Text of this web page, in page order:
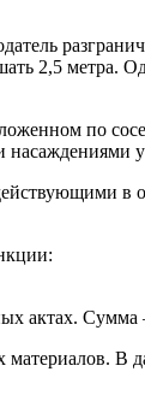
2,5 метра.
по
насаждениями
в
актах. Сумма
В